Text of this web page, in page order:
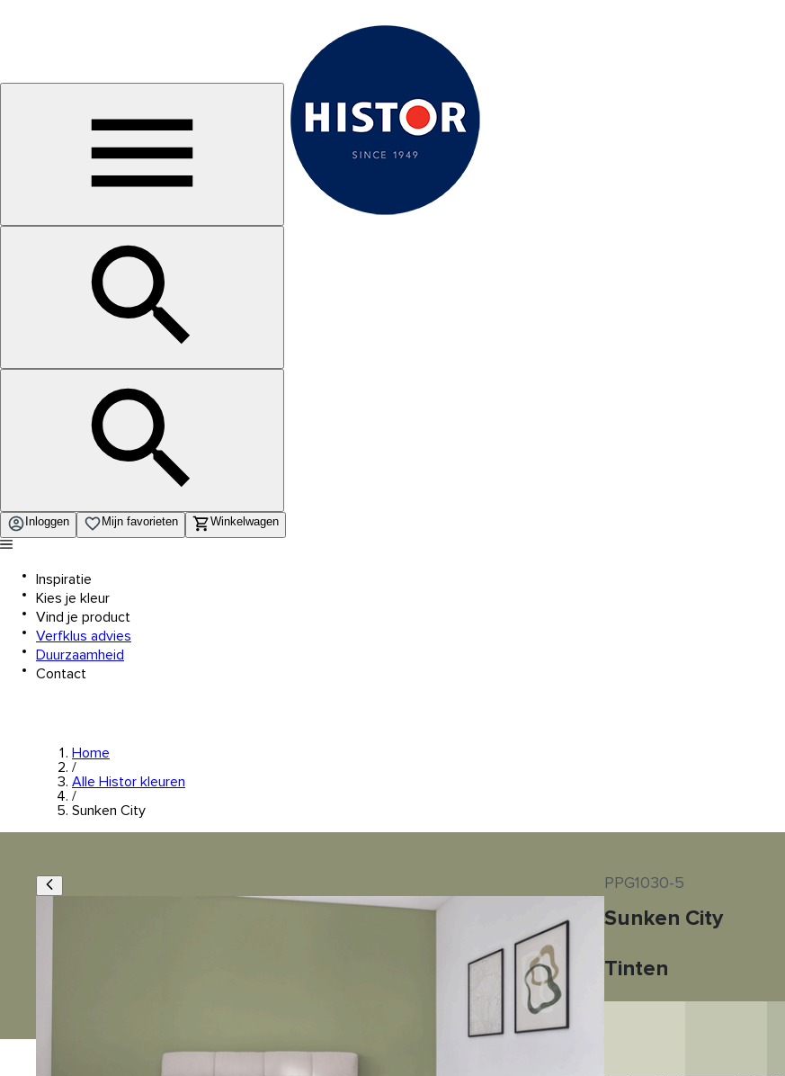
Inloggen Mijn favorieten Winkelwagen
Inspiratie
Kies je kleur
Vind je product
Verfklus advies
Duurzaamheid
Contact
Home
/
Alle Histor kleuren
/
Sunken City
PPG1030-5
Sunken City
Tinten